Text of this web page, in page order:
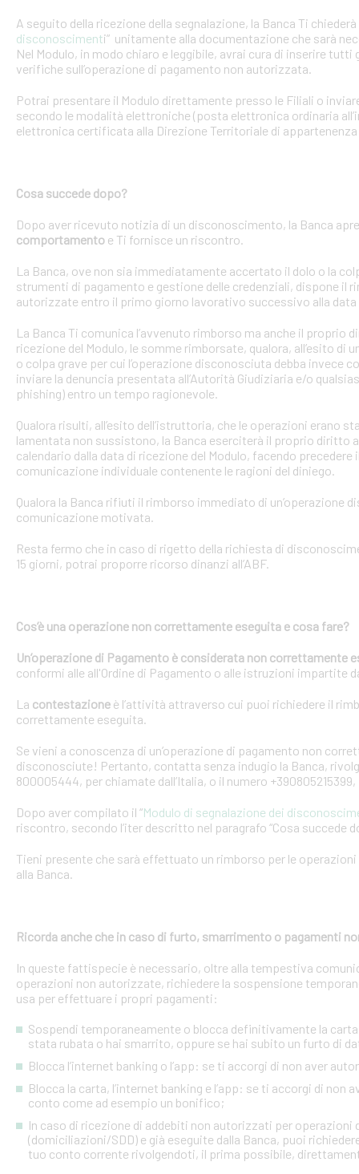
A seguito della ricezione della segnalazione, la Banca Ti
disconoscimenti” unitamente alla documentazione che sarà
Nel Modulo, in modo chiaro e leggibile, avrai cura di inserire
verifiche sull’operazione di pagamento non autorizzata.
Potrai presentare il Modulo direttamente presso le Filiali o
secondo le modalità elettroniche (posta elettronica ordinaria
elettronica certificata alla Direzione Territoriale di
Cosa succede dopo?
Dopo aver ricevuto notizia di un disconoscimento, la Banca
comportamento e Ti fornisce un riscontro.
La Banca, ove non sia immediatamente accertato il dolo o la
strumenti di pagamento e gestione delle credenziali, dispone il
autorizzate entro il primo giorno lavorativo successivo alla data
La Banca Ti comunica l’avvenuto rimborso ma anche il proprio
ricezione del Modulo, le somme rimborsate, qualora, all’esito
o colpa grave per cui l’operazione disconosciuta debba invece
inviare la denuncia presentata all’Autorità Giudiziaria e/o
phishing) entro un tempo ragionevole.
Qualora risulti, all’esito dell’istruttoria, che le operazioni erano
lamentata non sussistono, la Banca eserciterà il proprio diritto
calendario dalla data di ricezione del Modulo, facendo
comunicazione individuale contenente le ragioni del diniego.
Qualora la Banca rifiuti il rimborso immediato di un’operazione
comunicazione motivata.
Resta fermo che in caso di rigetto della richiesta di
15 giorni, potrai proporre ricorso dinanzi all’ABF.
Cos’è una operazione non correttamente eseguita e cosa fare?
Un’operazione di Pagamento è considerata non correttamente
conformi alle all'Ordine di Pagamento o alle istruzioni impartite
La contestazione è l’attività attraverso cui puoi richiedere il
correttamente eseguita.
Se vieni a conoscenza di un’operazione di pagamento non
disconosciute! Pertanto, contatta senza indugio la Banca,
800005444, per chiamate dall’Italia, o il numero
Dopo aver compilato il “Modulo di segnalazione dei
riscontro, secondo l’iter descritto nel paragrafo “Cosa succede
Tieni presente che sarà effettuato un rimborso per le
alla Banca.
Ricorda anche che in caso di furto, smarrimento o pagamenti
In queste fattispecie è necessario, oltre alla tempestiva
operazioni non autorizzate, richiedere la sospensione
usa per effettuare i propri pagamenti:
Sospendi temporaneamente o blocca definitivamente la
stata rubata o hai smarrito, oppure se hai subito un furto di
Blocca l’internet banking o l’app: se ti accorgi di non aver
Blocca la carta, l’internet banking e l’app: se ti accorgi di
conto come ad esempio un bonifico;
In caso di ricezione di addebiti non autorizzati per
(domiciliazioni/SDD) e già eseguite dalla Banca, puoi
tuo conto corrente rivolgendoti, il prima possibile,